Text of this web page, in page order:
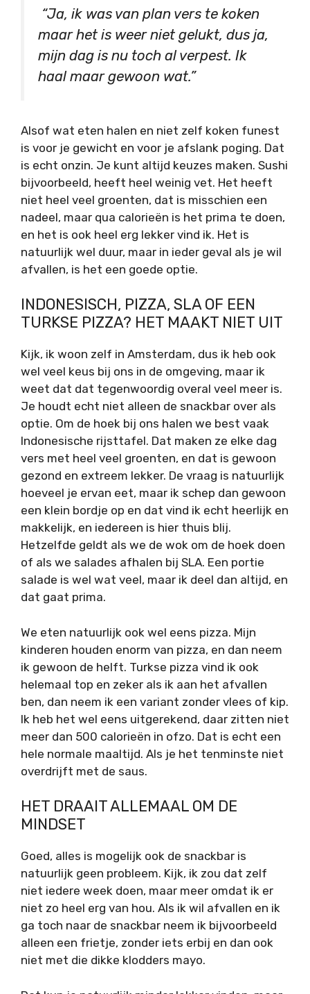
“Ja, ik was van plan vers te koken
maar het is weer niet gelukt, dus ja,
mijn dag is nu toch al verpest. Ik
haal maar gewoon wat.”
Alsof wat eten halen en niet zelf koken funest
is voor je gewicht en voor je afslank poging. Dat
is echt onzin. Je kunt altijd keuzes maken. Sushi
bijvoorbeeld, heeft heel weinig vet. Het heeft
niet heel veel groenten, dat is misschien een
nadeel, maar qua calorieën is het prima te doen,
en het is ook heel erg lekker vind ik. Het is
natuurlijk wel duur, maar in ieder geval als je wil
afvallen, is het een goede optie.
INDONESISCH, PIZZA, SLA OF EEN
TURKSE PIZZA? HET MAAKT NIET UIT
Kijk, ik woon zelf in Amsterdam, dus ik heb ook
wel veel keus bij ons in de omgeving, maar ik
weet dat dat tegenwoordig overal veel meer is.
Je houdt echt niet alleen de snackbar over als
optie. Om de hoek bij ons halen we best vaak
Indonesische rijsttafel. Dat maken ze elke dag
vers met heel veel groenten, en dat is gewoon
gezond en extreem lekker. De vraag is natuurlijk
hoeveel je ervan eet, maar ik schep dan gewoon
een klein bordje op en dat vind ik echt heerlijk en
makkelijk, en iedereen is hier thuis blij.
Hetzelfde geldt als we de wok om de hoek doen
of als we salades afhalen bij SLA. Een portie
salade is wel wat veel, maar ik deel dan altijd, en
dat gaat prima.
We eten natuurlijk ook wel eens pizza. Mijn
kinderen houden enorm van pizza, en dan neem
ik gewoon de helft. Turkse pizza vind ik ook
helemaal top en zeker als ik aan het afvallen
ben, dan neem ik een variant zonder vlees of kip.
Ik heb het wel eens uitgerekend, daar zitten niet
meer dan 500 calorieën in ofzo. Dat is echt een
hele normale maaltijd. Als je het tenminste niet
overdrijft met de saus.
HET DRAAIT ALLEMAAL OM DE
MINDSET
Goed, alles is mogelijk ook de snackbar is
natuurlijk geen probleem. Kijk, ik zou dat zelf
niet iedere week doen, maar meer omdat ik er
niet zo heel erg van hou. Als ik wil afvallen en ik
ga toch naar de snackbar neem ik bijvoorbeeld
alleen een frietje, zonder iets erbij en dan ook
niet met die dikke klodders mayo.